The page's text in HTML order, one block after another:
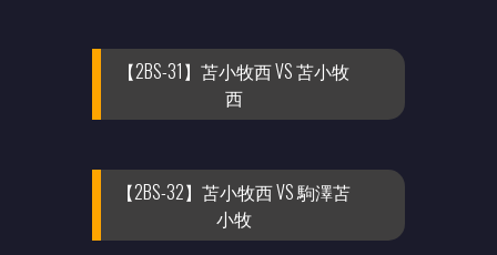
【2BS-31】苫小牧西 VS 苫小牧
西
【2BS-32】苫小牧西 VS 駒澤苫
小牧